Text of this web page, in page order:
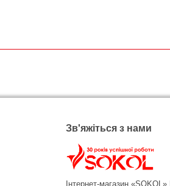
Зв'яжіться з нами
Інтернет-магазин «SOKOL»